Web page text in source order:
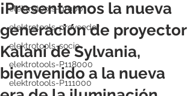
elektrotools-grupo
elektrotools-proveedor
elektrotools-socio
elektrotools-P118000
elektrotools-P111000
¡Presentamos la nueva
generación de proyector
Kalani de Sylvania,
bienvenido a la nueva